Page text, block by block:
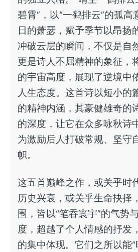
碧霄”，以“一鹤排云”的孤
日的萧瑟，赋予季节以昂扬
冲破云层的瞬间，不仅是自
更是诗人不屈精神的象征，
的宇宙高度，展现了逆境中
人生态度。这首诗以短小的
的精神内涵，其豪健雄奇的
的深度，让它在众多咏秋诗
为激励后人打破常规、坚守
帜。
这五首巅峰之作，或关乎时
历史兴衰，或关乎生命抉择
围，皆以“笔吞寰宇”的气势
度，超越了个人情感的抒发
的集中体现。它们之所以能